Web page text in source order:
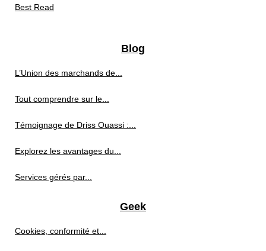
Best Read
Blog
L’Union des marchands de...
Tout comprendre sur le...
Témoignage de Driss Ouassi :...
Explorez les avantages du...
Services gérés par...
Geek
Cookies, conformité et...